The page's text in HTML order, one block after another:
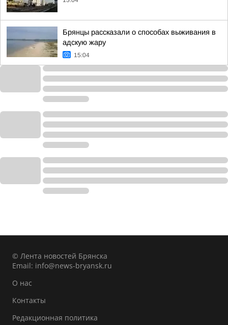
Брянцы рассказали о способах выживания в
адскую жару
15:04
© Лента новостей Брянска
Email: info@news-bryansk.ru
О нас
Контакты
Редакционная политика